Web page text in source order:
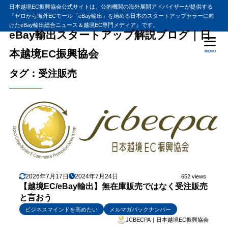
日本越境EC振興協会公式サイトは、公的機関の海外展開アドバイザーが提供する
『ゼロから海外ECモール「eBay輸出」を始める日本のスタートアップセラーに向
けたeBay輸出総合ニュース＆越境EC専門メディア』です。
eBay輸出スタートアップ解説ブログ｜日
本越境EC振興協会
MENU
タグ：受注販売
2026年7月17日 2024年7月24日 652 views
【越境EC/eBay輸出】無在庫販売ではなく受注販売
と言おう
ビジネスマインドを高めたい
メルマガバックナンバー
JCBECPA｜日本越境EC振興協会